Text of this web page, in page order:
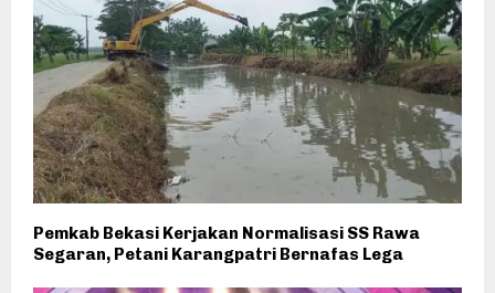
Pemkab Bekasi Kerjakan Normalisasi SS Rawa
Segaran, Petani Karangpatri Bernafas Lega